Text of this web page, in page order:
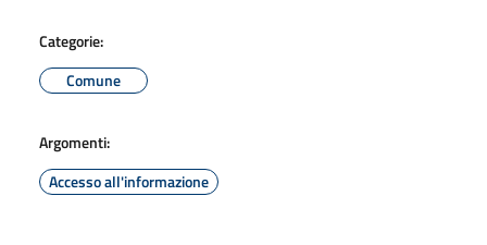
Categorie:
Comune
Argomenti:
Accesso all'informazione